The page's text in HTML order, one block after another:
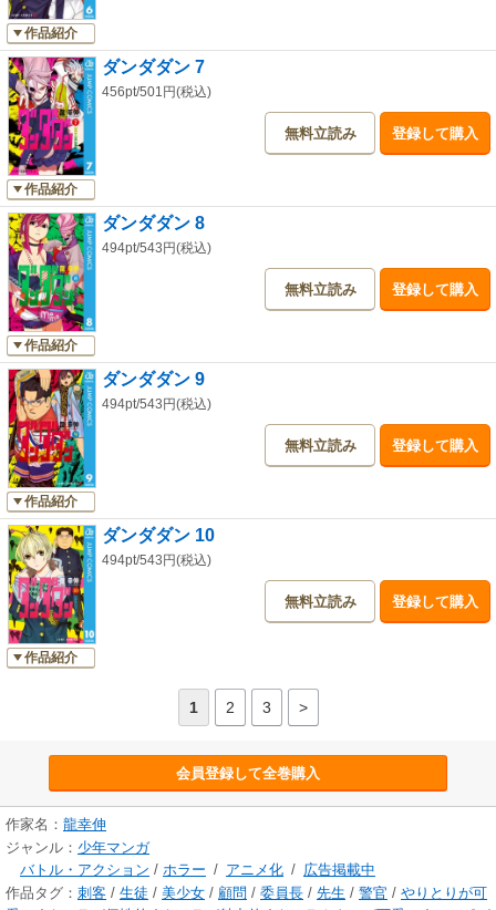
作品紹介
作品紹介
ダンダダン 7
456pt/501円(税込)
無料立読み 登録して購入
作品紹介
ダンダダン 8
494pt/543円(税込)
無料立読み 登録して購入
作品紹介
ダンダダン 9
494pt/543円(税込)
無料立読み 登録して購入
作品紹介
ダンダダン 10
494pt/543円(税込)
無料立読み 登録して購入
1 2 3 >
会員登録して全巻購入
作家名： 龍幸伸
ジャンル： 少年マンガ
バトル・アクション / ホラー / アニメ化 / 広告掲載中
作品タグ： 刺客 / 生徒 / 美少女 / 顧問 / 委員長 / 先生 / 警官 / やりとりが可